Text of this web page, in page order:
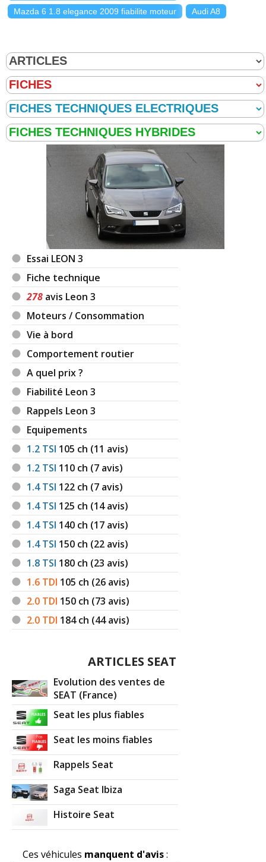
17/20 2.0 TDI 150 ch 25000 km 2013 FR
15/20
05/20
Mazda 6 1.8 elegance 2009 fiabilite moteur Audi A8
Essai LEON 3
Fiche technique
278 avis Leon 3
Moteurs / Consommation
Vie à bord
Comportement routier
A quel prix ?
Fiabilité Leon 3
Rappels Leon 3
Equipements
1.2 TSI 105 ch (11 avis)
1.2 TSI 110 ch (7 avis)
1.4 TSI 122 ch (7 avis)
1.4 TSI 125 ch (14 avis)
1.4 TSI 140 ch (17 avis)
1.4 TSI 150 ch (22 avis)
1.8 TSI 180 ch (23 avis)
1.6 TDI 105 ch (26 avis)
2.0 TDI 150 ch (73 avis)
2.0 TDI 184ch (44 avis)
ARTICLES SEAT
Evolution des ventes de
SEAT (France)
Seat les plus fiables
Seat les moins fiables
Rappels Seat
Saga Seat Ibiza
Histoire Seat
Ces véhicules manquent d'avis: